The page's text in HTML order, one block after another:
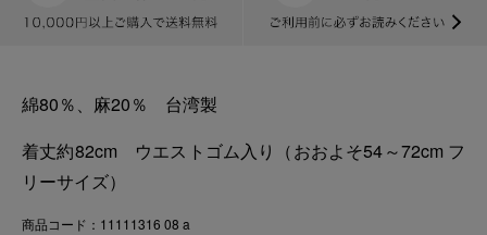
綿80％、麻20％ 台湾製
着丈約82cm ウエストゴム入り（おおよそ54～72cm フ
リーサイズ）
商品コード：11111316 08 a